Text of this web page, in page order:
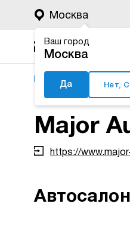
Москва
Ваш город
Москва
Да Нет,
Major Auto
Major
https://